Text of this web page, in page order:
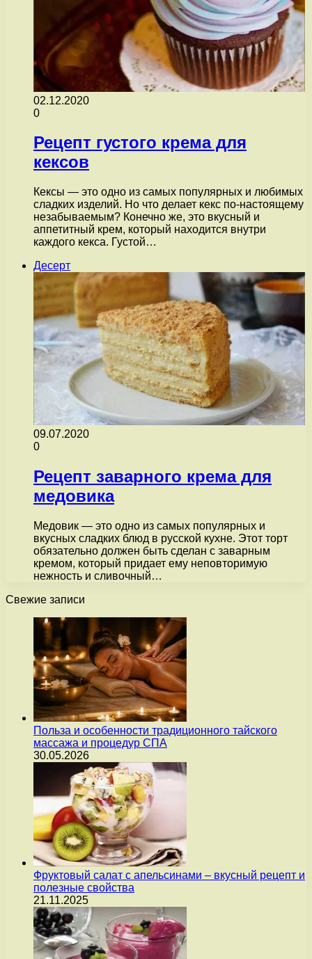
02.12.2020
0
Рецепт густого крема для
кексов
Кексы — это одно из самых популярных и любимых
сладких изделий. Но что делает кекс по-настоящему
незабываемым? Конечно же, это вкусный и
аппетитный крем, который находится внутри
каждого кекса. Густой…
Десерт
09.07.2020
0
Рецепт заварного крема для
медовика
Медовик — это одно из самых популярных и
вкусных сладких блюд в русской кухне. Этот торт
обязательно должен быть сделан с заварным
кремом, который придает ему неповторимую
нежность и сливочный…
Свежие записи
Польза и особенности традиционного тайского
массажа и процедур СПА
30.05.2026
Фруктовый салат с апельсинами – вкусный рецепт и
полезные свойства
21.11.2025